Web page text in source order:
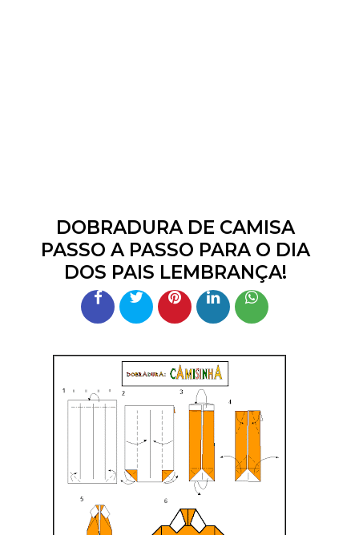
DOBRADURA DE CAMISA
PASSO A PASSO PARA O DIA
DOS PAIS LEMBRANÇA!